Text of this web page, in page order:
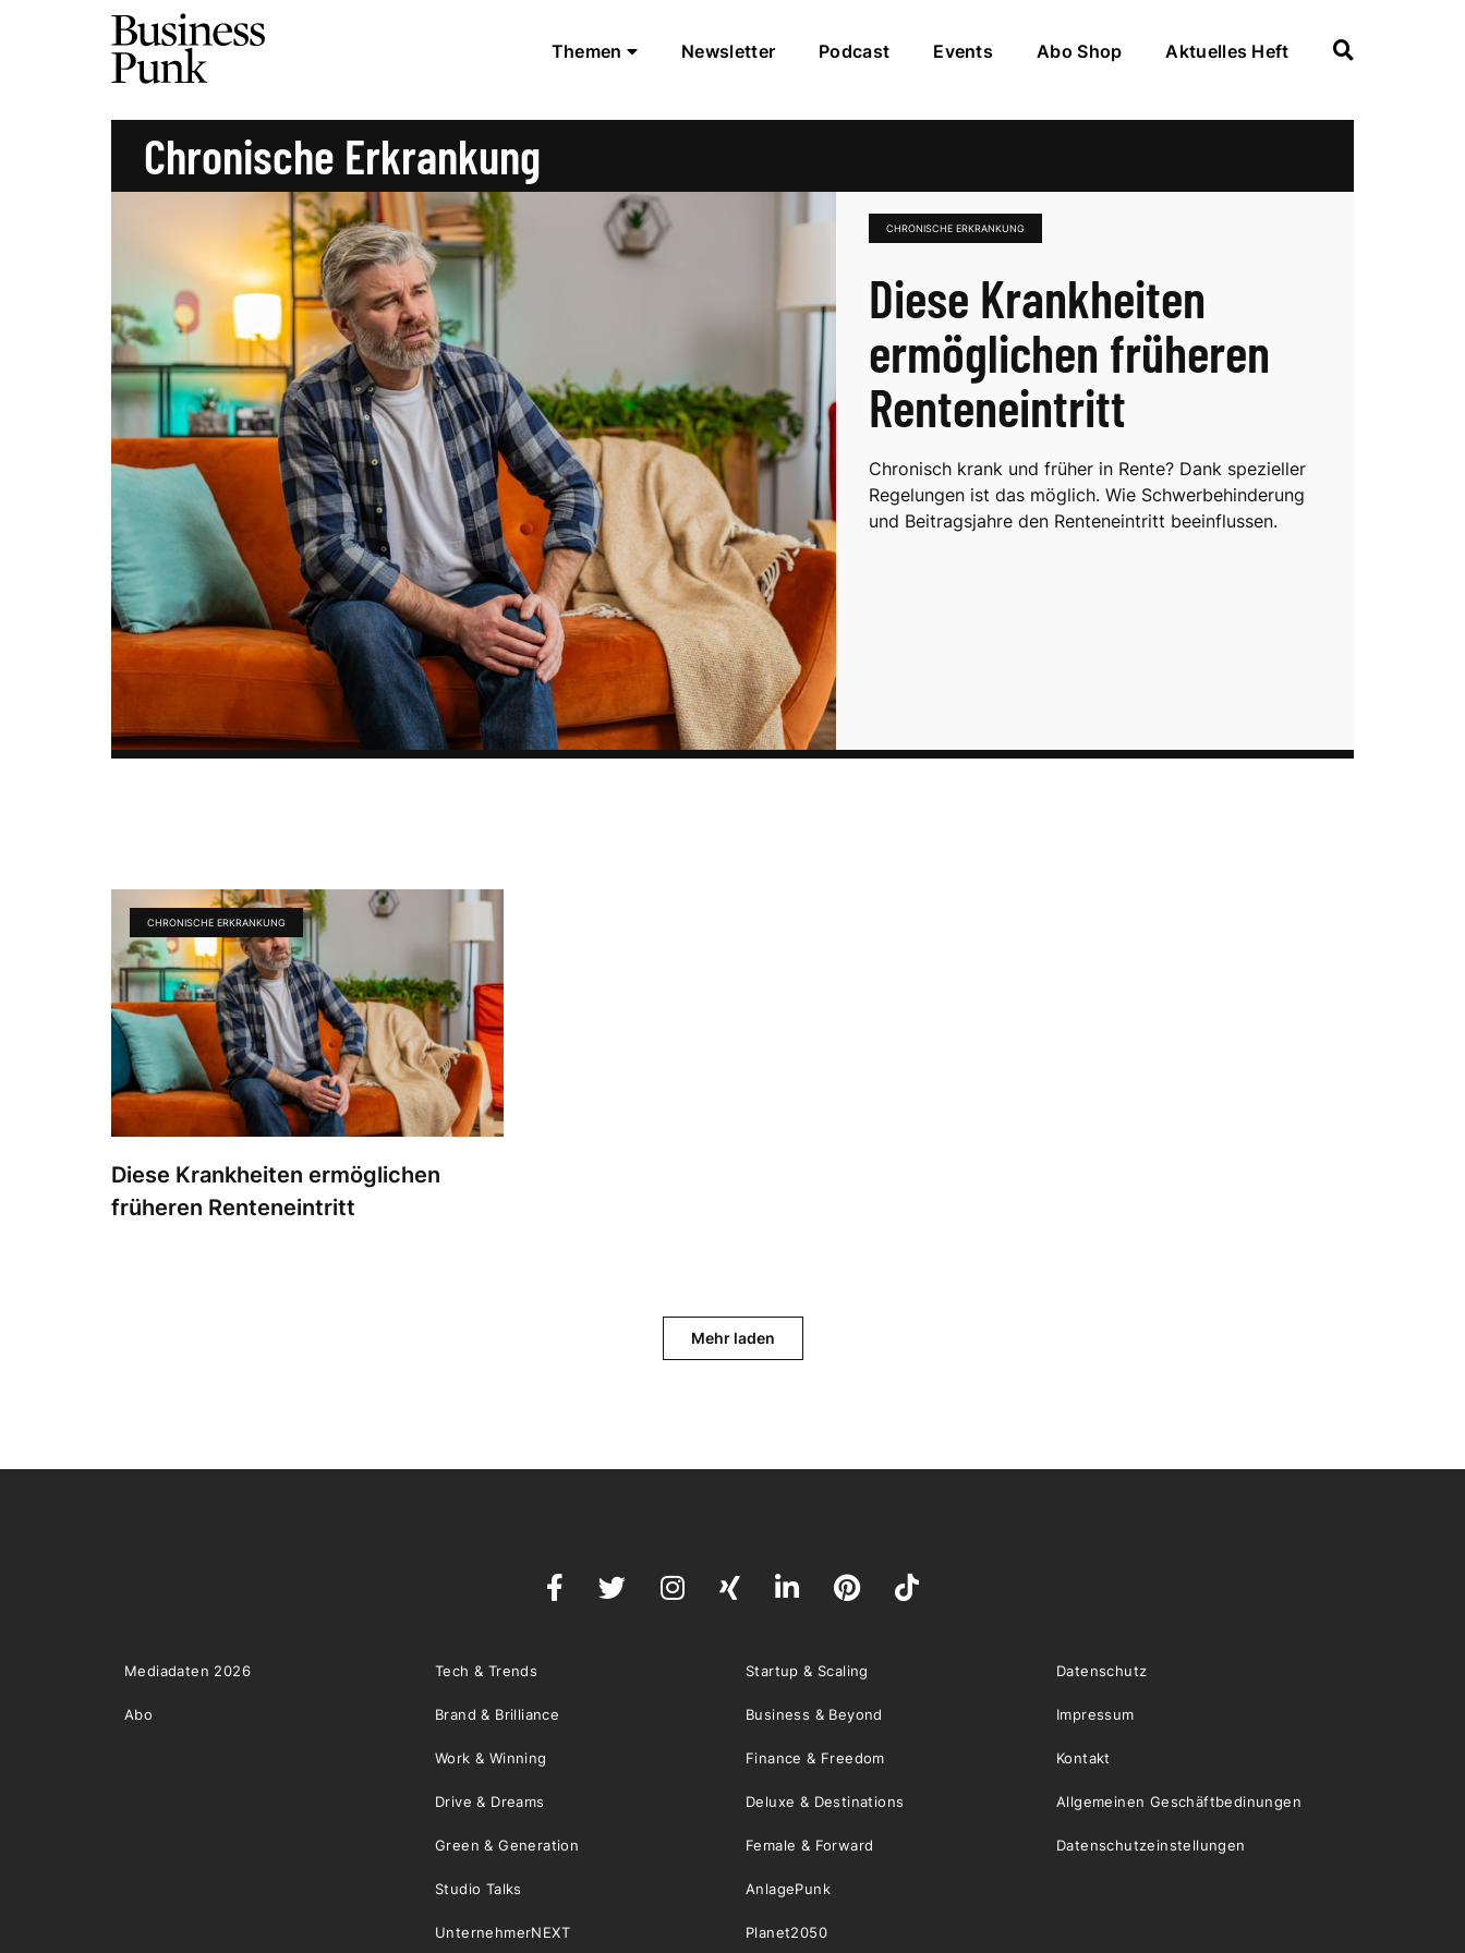
Themen Newsletter Podcast Events Abo Shop Aktuelles Heft
Chronische Erkrankung
CHRONISCHE ERKRANKUNG
Diese Krankheiten
ermöglichen früheren
Renteneintritt
Chronisch krank und früher in Rente? Dank spezieller
Regelungen ist das möglich. Wie Schwerbehinderung
und Beitragsjahre den Renteneintritt beeinflussen.
Diese Krankheiten ermöglichen
früheren Renteneintritt
CHRONISCHE ERKRANKUNG
Mehr laden
Mediadaten 2026
Abo
Tech & Trends Startup & Scaling
Brand & Brilliance Business & Beyond
Work & Winning Finance & Freedom
Drive & Dreams Deluxe & Destinations
Green & Generation Female & Forward
Studio Talks AnlagePunk
UnternehmerNEXT Planet2050
Datenschutz
Impressum
Kontakt
Allgemeinen Geschäftbedinungen
Datenschutzeinstellungen